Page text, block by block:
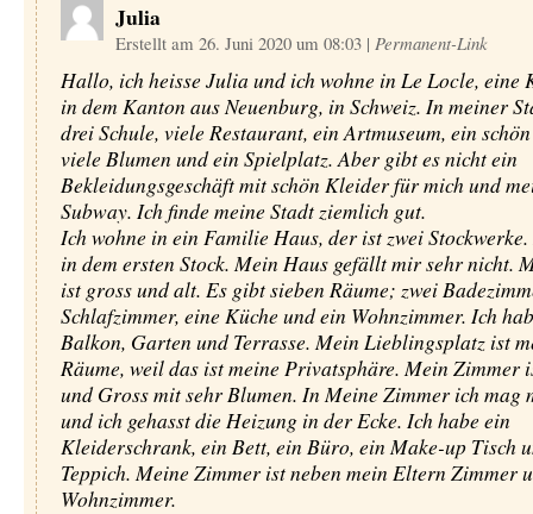
Julia
Erstellt am 26. Juni 2020 um 08:03 | Permanent-Link
Hallo, ich heisse Julia und ich wohne in Le Locle, eine
in dem Kanton aus Neuenburg, in Schweiz. In meiner
drei Schule, viele Restaurant, ein Artmuseum, ein
viele Blumen und ein Spielplatz. Aber gibt es nicht ein
Bekleidungsgeschäft mit schön Kleider für mich und
Subway. Ich finde meine Stadt ziemlich gut.
Ich wohne in ein Familie Haus, der ist zwei
in dem ersten Stock. Mein Haus gefällt mir sehr nicht.
ist gross und alt. Es gibt sieben Räume; zwei
Schlafzimmer, eine Küche und ein Wohnzimmer. Ich
Balkon, Garten und Terrasse. Mein Lieblingsplatz ist
Räume, weil das ist meine Privatsphäre. Mein Zimmer
und Gross mit sehr Blumen. In Meine Zimmer ich mag
und ich gehasst die Heizung in der Ecke. Ich habe ein
Kleiderschrank, ein Bett, ein Büro, ein Make-up Tisch
Teppich. Meine Zimmer ist neben mein Eltern Zimmer
Wohnzimmer.